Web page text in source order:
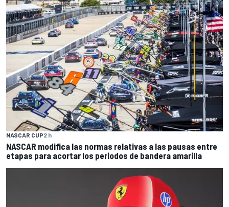
NASCAR CUP2 h
NASCAR modifica las normas relativas a las pausas entre
etapas para acortar los periodos de bandera amarilla